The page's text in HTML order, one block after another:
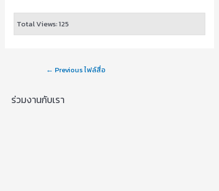
Total Views: 125
← Previous ไฟล์สื่อ
ร่วมงานกับเรา